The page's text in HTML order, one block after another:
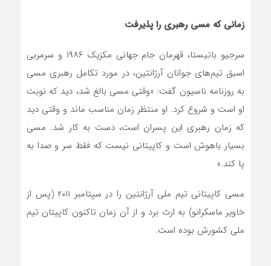
زمانی که مسی رهبری را پذیرفت
سرجیو باتیستا، قهرمان جام جهانی مکزیک ۱۹۸۶ و سرمربی
اسبق تیم‌های جوانان آرژانتین، در مورد تکامل رهبری مسی
به روزنامه ناسیون گفت: «وقتی مسی بالغ شد، دید که نوبت
او است و شروع کرد. او منتظر زمان مناسب ماند و وقتی دید
که زمان رهبری این پسران است، دست به کار شد. مسی
بسیار باهوش است و کاپیتانی نیست که فقط سر و صدا به
پا کند.»
مسی کاپیتانی تیم ملی آرژانتین را در سپتامبر ۲۰۱۱ (پس از
خاویر ماسکرانو) به ارث برد و از آن زمان تاکنون کاپیتان تیم
ملی کشورش بوده است.